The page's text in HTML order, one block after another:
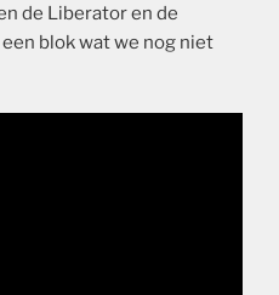
de Liberator en de
blok wat we nog niet